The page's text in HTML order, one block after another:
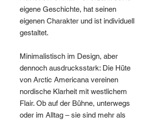
eigene Geschichte, hat seinen
eigenen Charakter und ist individuell
gestaltet.
Minimalistisch im Design, aber
dennoch ausdrucksstark: Die Hüte
von Arctic Americana vereinen
nordische Klarheit mit westlichem
Flair. Ob auf der Bühne, unterwegs
oder im Alltag – sie sind mehr als